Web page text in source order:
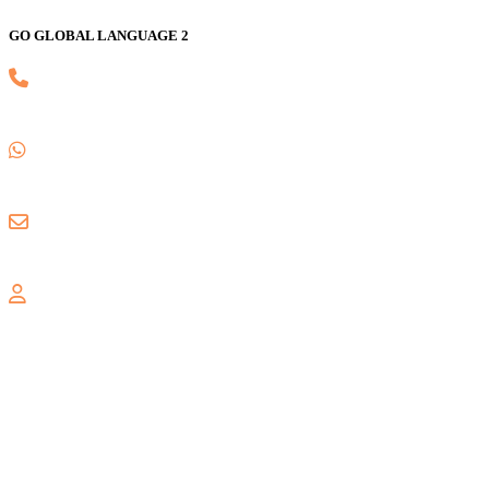
GO GLOBAL LANGUAGE 2